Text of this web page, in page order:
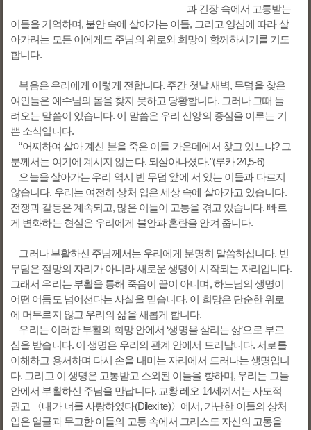
과 긴장 속에서 고통받는
이들을 기억하며, 불안 속에 살아가는 이들, 그리고 양심에 따라 살
아가려는 모든 이에게도 주님의 위로와 희망이 함께하시기를 기도
합니다.
복음은 우리에게 이렇게 전합니다. 주간 첫날 새벽, 무덤을 찾은
여인들은 예수님의 몸을 찾지 못하고 당황합니다. 그러나 그때 들
려오는 말씀이 있습니다. 이 말씀은 우리 신앙의 중심을 이루는 기
쁜 소식입니다.
“어찌하여 살아 계신 분을 죽은 이들 가운데에서 찾고 있느냐? 그
분께서는 여기에 계시지 않는다. 되살아나셨다.”(루카 24,5-6)
오늘을 살아가는 우리 역시 빈 무덤 앞에 서 있는 이들과 다르지
않습니다. 우리는 여전히 상처 입은 세상 속에 살아가고 있습니다.
전쟁과 갈등은 계속되고, 많은 이들이 고통을 겪고 있습니다. 빠르
게 변화하는 현실은 우리에게 불안과 혼란을 안겨 줍니다.
그러나 부활하신 주님께서는 우리에게 분명히 말씀하십니다. 빈
무덤은 절망의 자리가 아니라 새로운 생명이 시작되는 자리입니다.
그래서 우리는 부활을 통해 죽음이 끝이 아니며, 하느님의 생명이
어떤 어둠도 넘어선다는 사실을 믿습니다. 이 희망은 단순한 위로
에 머무르지 않고 우리의 삶을 새롭게 합니다.
우리는 이러한 부활의 희망 안에서 ‘생명을 살리는 삶’으로 부르
심을 받습니다. 이 생명은 우리의 관계 안에서 드러납니다. 서로를
이해하고 용서하며 다시 손을 내미는 자리에서 드러나는 생명입니
다. 그리고 이 생명은 고통받고 소외된 이들을 향하며, 우리는 그들
안에서 부활하신 주님을 만납니다. 교황 레오 14세께서는 사도적
권고 〈내가 너를 사랑하였다(Dilexi te)〉에서, 가난한 이들의 상처
입은 얼굴과 무고한 이들의 고통 속에서 그리스도 자신의 고통을